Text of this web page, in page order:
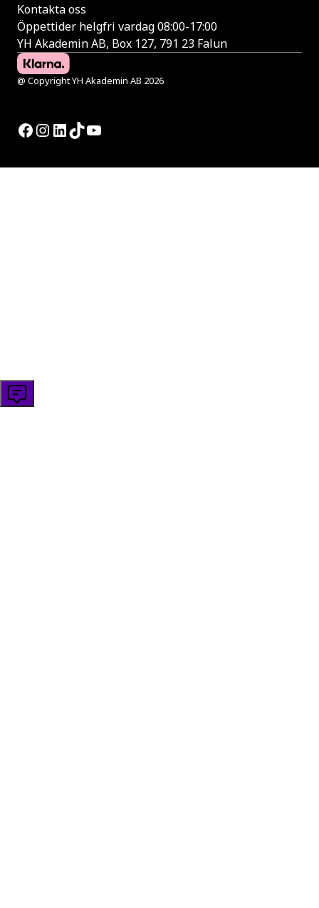
Kontakta oss
Öppettider helgfri vardag 08:00-17:00
YH Akademin AB, Box 127, 791 23 Falun
@ Copyright YH Akademin AB 2026
Facebook
Instagram
LinkedIn
TikTok
YouTube